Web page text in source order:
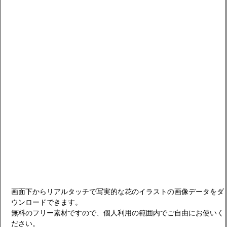
画面下からリアルタッチで写実的な花のイラストの画像データをダ
ウンロードできます。
無料のフリー素材ですので、個人利用の範囲内でご自由にお使いく
ださい。